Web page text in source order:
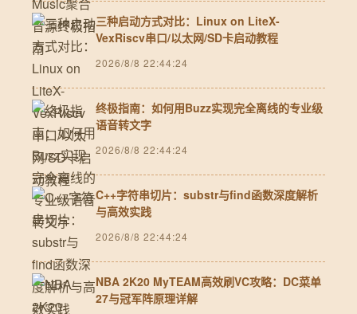
三种启动方式对比：Linux on LiteX-
VexRiscv串口/以太网/SD卡启动教程
2026/8/8 22:44:24
终极指南：如何用Buzz实现完全离线的专业级
语音转文字
2026/8/8 22:44:24
C++字符串切片：substr与find函数深度解析
与高效实践
2026/8/8 22:44:24
NBA 2K20 MyTEAM高效刷VC攻略：DC菜单
27与冠军阵原理详解